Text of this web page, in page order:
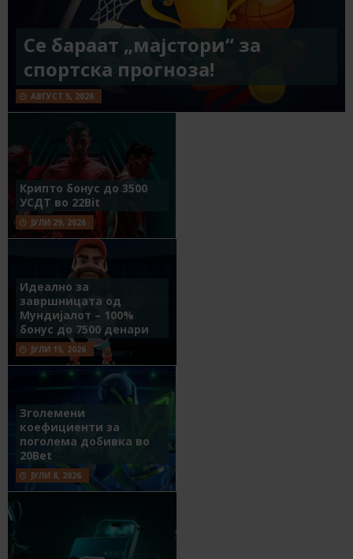
Се бараат „мајстори“ за
спортска прогноза!
АВГУСТ 5, 2026
Крипто бонус до 3500
УСДТ во 22Bit
ЈУЛИ 29, 2026
Идеално за
завршницата од
Мундијалот – 100%
бонус до 7500 денари
ЈУЛИ 15, 2026
Зголемени
коефициенти за
поголема добивка во
20Bet
ЈУЛИ 8, 2026